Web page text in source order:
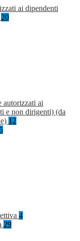
ai dipendenti
20
autorizzati ai
e non dirigenti) (da
12
5
4
29